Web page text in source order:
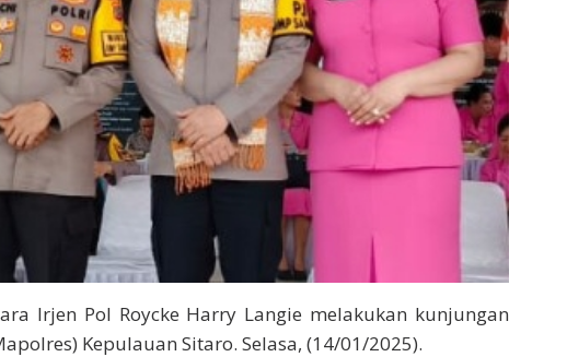
Irjen Pol Roycke Harry Langie melakukan kunjungan
Kepulauan Sitaro. Selasa, (14/01/2025).